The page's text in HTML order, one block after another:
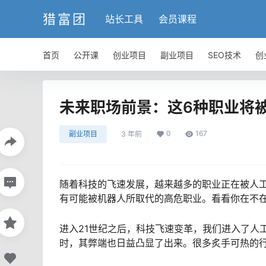
猎富团 站长工具 会员课程
首页 公开课 创业项目 副业项目 SEO技术 创
未来职场前景：这6种职业将
副业项目 3 年前 0 167
随着科技的飞速发展，越来越多的职业正在被
有可能被机器人所取代的高危职业。看看你在不
进入21世纪之后，科技飞速变革，我们进入了
时，其弊端也日益凸显了出来。很多炙手可热